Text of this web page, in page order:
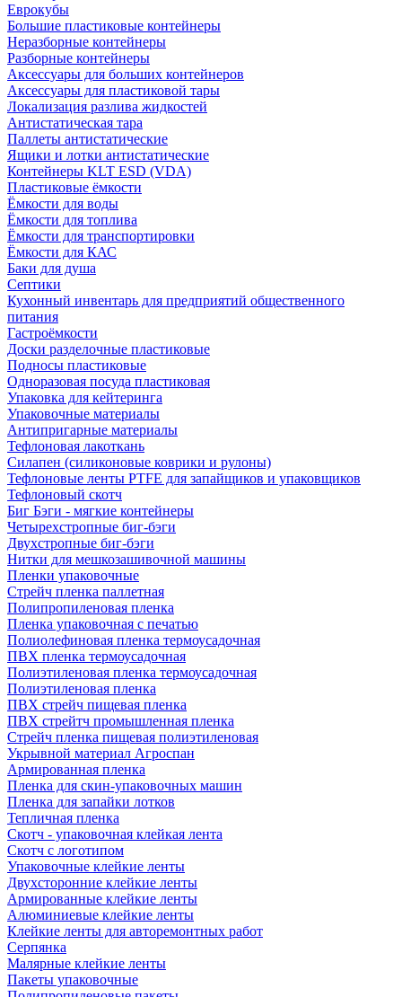
Еврокубы
Большие пластиковые контейнеры
Неразборные контейнеры
Разборные контейнеры
Аксессуары для больших контейнеров
Аксессуары для пластиковой тары
Локализация разлива жидкостей
Антистатическая тара
Паллеты антистатические
Ящики и лотки антистатические
Контейнеры KLT ESD (VDA)
Пластиковые ёмкости
Ёмкости для воды
Ёмкости для топлива
Ёмкости для транспортировки
Ёмкости для КАС
Баки для душа
Септики
Кухонный инвентарь для предприятий общественного
питания
Гастроёмкости
Доски разделочные пластиковые
Подносы пластиковые
Одноразовая посуда пластиковая
Упаковка для кейтеринга
Упаковочные материалы
Антипригарные материалы
Тефлоновая лакоткань
Силапен (силиконовые коврики и рулоны)
Тефлоновые ленты PTFE для запайщиков и упаковщиков
Тефлоновый скотч
Биг Бэги - мягкие контейнеры
Четырехстропные биг-бэги
Двухстропные биг-бэги
Нитки для мешкозашивочной машины
Пленки упаковочные
Стрейч пленка паллетная
Полипропиленовая пленка
Пленка упаковочная с печатью
Полиолефиновая пленка термоусадочная
ПВХ пленка термоусадочная
Полиэтиленовая пленка термоусадочная
Полиэтиленовая пленка
ПВХ стрейч пищевая пленка
ПВХ стрейтч промышленная пленка
Стрейч пленка пищевая полиэтиленовая
Укрывной материал Агроспан
Армированная пленка
Пленка для скин-упаковочных машин
Пленка для запайки лотков
Тепличная пленка
Скотч - упаковочная клейкая лента
Скотч с логотипом
Упаковочные клейкие ленты
Двухсторонние клейкие ленты
Армированные клейкие ленты
Алюминиевые клейкие ленты
Клейкие ленты для авторемонтных работ
Серпянка
Малярные клейкие ленты
Пакеты упаковочные